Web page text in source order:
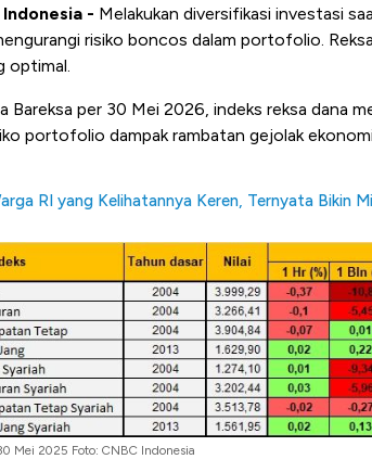
- Melakukan diversifikasi investasi
risiko boncos dalam portofolio.
optimal.
Bareksa per 30 Mei 2026, indeks reksa dana
portofolio dampak rambatan gejolak
RI yang Kelihatannya Keren, Ternyata Bikin
Mei 2025 Foto: CNBC Indonesia